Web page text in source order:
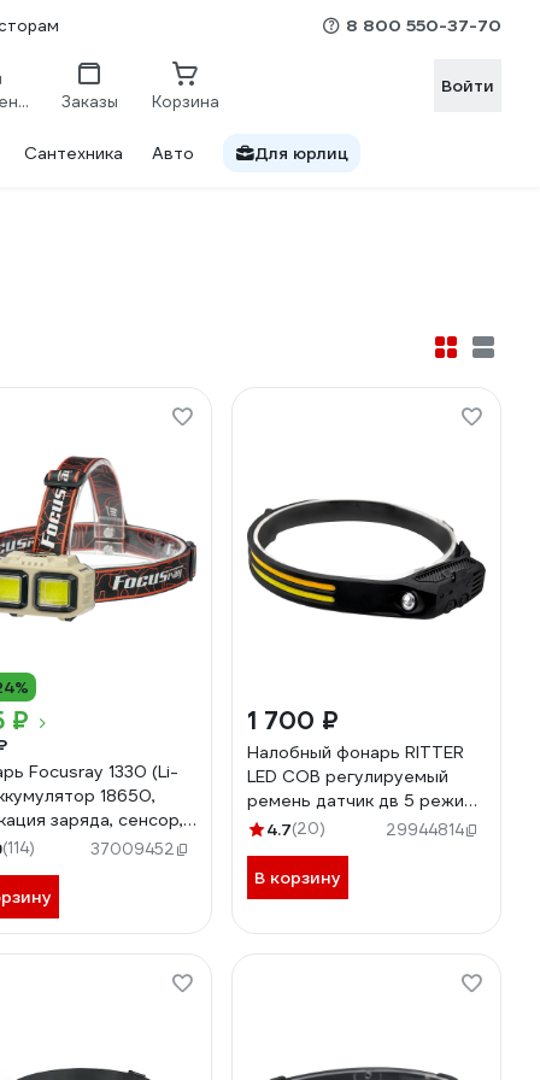
8 800 550-37-70
Сравнение Заказы Корзина
Войти
Сантехника Авто Для юрлиц
₽
Focusray 1330 (Li-
18650,
заряда, сенсор,
890491
(114) 37009452
1 700 ₽
Налобный фонарь RITTER
LED COB регулируемый
ремень датчик дв 5 режима
7Вт+3Вт 1200 мАч 600Лм
4.7(20) 29944814
В корзину